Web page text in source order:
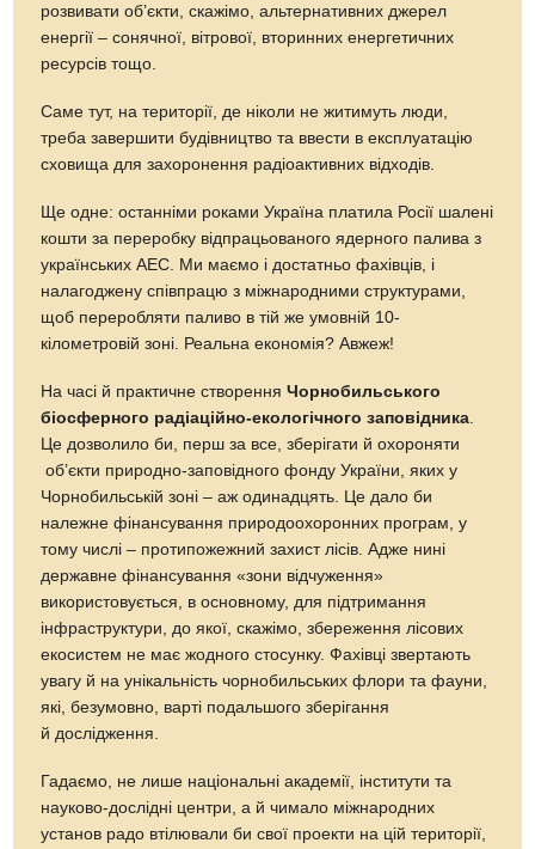
розвивати об’єкти, скажімо, альтернативних джерел
енергії – сонячної, вітрової, вторинних енергетичних
ресурсів тощо.
Саме тут, на території, де ніколи не житимуть люди,
треба завершити будівництво та ввести в експлуатацію
сховища для захоронення радіоактивних відходів.
Ще одне: останніми роками Україна платила Росії шалені
кошти за переробку відпрацьованого ядерного палива з
українських АЕС. Ми маємо і достатньо фахівців, і
налагоджену співпрацю з міжнародними структурами,
щоб переробляти паливо в тій же умовній 10-
кілометровій зоні. Реальна економія? Авжеж!
На часі й практичне створенняЧорнобильського
біосферного радіаційно-екологічного заповідника
Це дозволило би, перш за все, зберігати й охороняти
об’єкти природно-заповідного фонду України, яких у
Чорнобильській зоні – аж одинадцять. Це дало би
належне фінансування природоохоронних програм, у
тому числі – протипожежний захист лісів. Адже нині
державне фінансування «зони відчуження»
використовується, в основному, для підтримання
інфраструктури, до якої, скажімо, збереження лісових
екосистем не має жодного стосунку. Фахівці звертають
увагу й на унікальність чорнобильських флори та фауни,
які, безумовно, варті подальшого зберігання
й дослідження.
Гадаємо, не лише національні академії, інститути та
науково-дослідні центри, а й чимало міжнародних
установ радо втілювали би свої проекти на цій території,